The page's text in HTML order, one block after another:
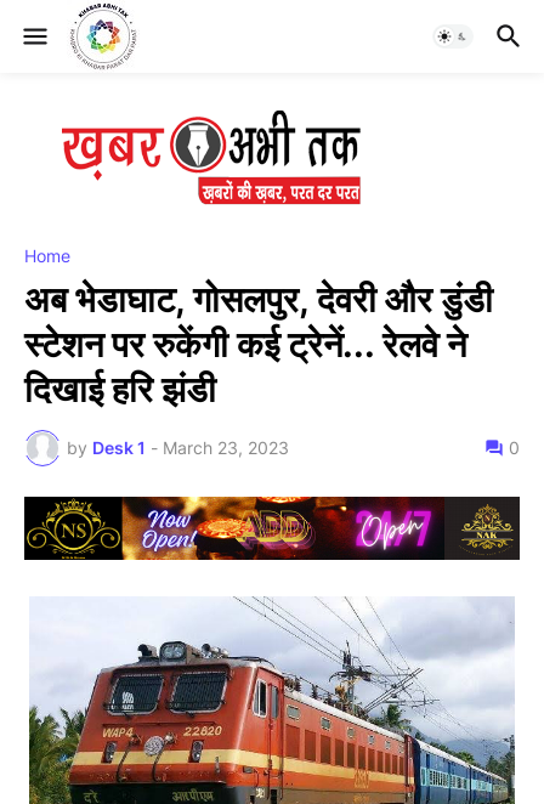
Home
अब भेडाघाट, गोसलपुर, देवरी और डुंडी
स्टेशन पर रुकेंगी कई ट्रेनें... रेलवे ने
दिखाई हरि झंडी
by Desk 1 - March 23, 2023 0